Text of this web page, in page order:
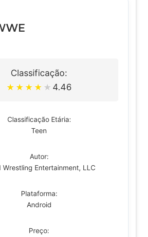
Classificação:
★ ★ ★ ★ ★ 4.46
Classificação Etária:
Teen
Autor:
Wrestling Entertainment, LLC
Plataforma:
Android
Preço: